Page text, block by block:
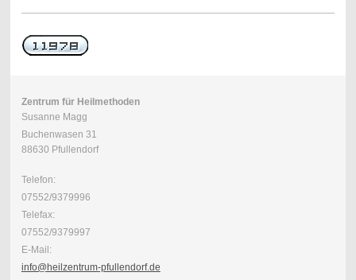
Zentrum für Heilmethoden
Susanne Magg
Buchenwasen 31
88630 Pfullendorf
Telefon:
07552/9379996
Telefax:
07552/9379997
E-Mail:
info@heilzentrum-pfullendorf.de